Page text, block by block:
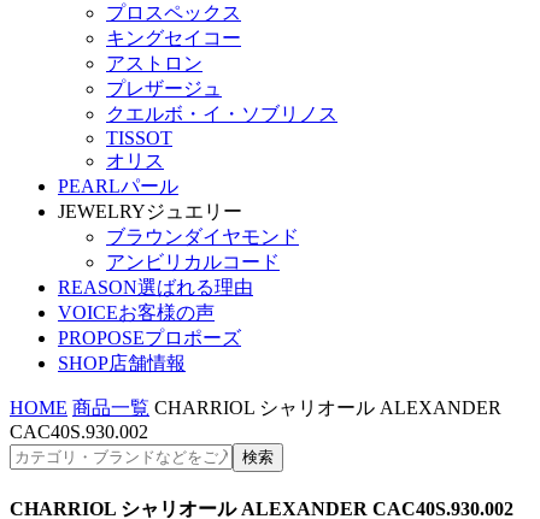
プロスペックス
キングセイコー
アストロン
プレザージュ
クエルボ・イ・ソブリノス
TISSOT
オリス
PEARLパール
JEWELRYジュエリー
ブラウンダイヤモンド
アンビリカルコード
REASON選ばれる理由
VOICEお客様の声
PROPOSEプロポーズ
SHOP店舗情報
HOME 商品一覧 CHARRIOL シャリオール ALEXANDER
CAC40S.930.002
CHARRIOL シャリオール ALEXANDER CAC40S.930.002